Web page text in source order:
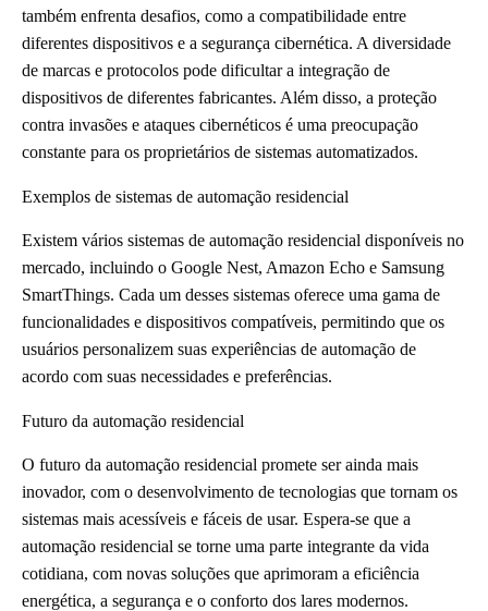
também enfrenta desafios, como a compatibilidade entre
diferentes dispositivos e a segurança cibernética. A diversidade
de marcas e protocolos pode dificultar a integração de
dispositivos de diferentes fabricantes. Além disso, a proteção
contra invasões e ataques cibernéticos é uma preocupação
constante para os proprietários de sistemas automatizados.
Exemplos de sistemas de automação residencial
Existem vários sistemas de automação residencial disponíveis no
mercado, incluindo o Google Nest, Amazon Echo e Samsung
SmartThings. Cada um desses sistemas oferece uma gama de
funcionalidades e dispositivos compatíveis, permitindo que os
usuários personalizem suas experiências de automação de
acordo com suas necessidades e preferências.
Futuro da automação residencial
O futuro da automação residencial promete ser ainda mais
inovador, com o desenvolvimento de tecnologias que tornam os
sistemas mais acessíveis e fáceis de usar. Espera-se que a
automação residencial se torne uma parte integrante da vida
cotidiana, com novas soluções que aprimoram a eficiência
energética, a segurança e o conforto dos lares modernos.